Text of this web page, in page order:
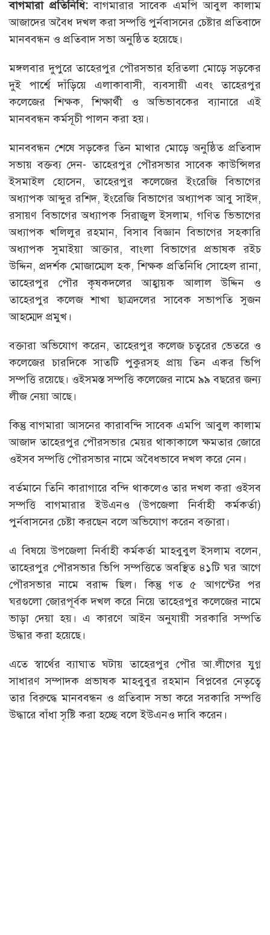
বাগমারা প্রতিনিধি:বাগমারার সাবেক এমপি আবুল কালাম
আজাদের অবৈধ দখল করা সম্পত্তি পুর্নবাসনের চেষ্টার প্রতিবাদে
মানববন্ধন ও প্রতিবাদ সভা অনুষ্ঠিত হয়েছে।
মঙ্গলবার দুপুরে তাহেরপুর পৌরসভার হরিতলা মোড়ে সড়কের
দুই পার্শ্বে দাঁড়িয়ে এলাকাবাসী, ব্যবসায়ী এবং তাহেরপুর
কলেজের শিক্ষক, শিক্ষার্থী ও অভিভাবকের ব্যানারে এই
মানববন্ধন কর্মসূচী পালন করা হয়।
মানববন্ধন শেষে সড়কের তিন মাথার মোড়ে অনুষ্ঠিত প্রতিবাদ
সভায় বক্তব্য দেন- তাহেরপুর পৌরসভার সাবেক কাউন্সিলর
ইসমাইল হোসেন, তাহেরপুর কলেজের ইংরেজি বিভাগের
অধ্যাপক আব্দুর রশিদ, ইংরেজি বিভাগের অধ্যাপক আবু সাইদ,
রসায়ণ বিভাগের অধ্যাপক সিরাজুল ইসলাম, গণিত ভিভাগের
অধ্যাপক খলিলুর রহমান, বিসাব বিজ্ঞান বিভাগের সহকারি
অধ্যাপক সুমাইয়া আক্তার, বাংলা বিভাগের প্রভাষক রইচ
উদ্দিন, প্রদর্শক মোজাম্মেল হক, শিক্ষক প্রতিনিধি সোহেল রানা,
তাহেরপুর পৌর কৃষকদলের আহ্বায়ক আলাল উদ্দিন ও
তাহেরপুর কলেজ শাখা ছাত্রদলের সাবেক সভাপতি সুজন
আহম্মেদ প্রমুখ।
বক্তারা অভিযোগ করেন, তাহেরপুর কলেজ চত্বরের ভেতরে ও
কলেজের চারদিকে সাতটি পুকুরসহ প্রায় তিন একর ভিপি
সম্পত্তি রয়েছে। ওইসমস্ত সম্পত্তি কলেজের নামে ৯৯ বছরের জন্য
লীজ নেয়া আছে।
কিন্তু বাগমারা আসনের কারাবন্দি সাবেক এমপি আবুল কালাম
আজাদ তাহেরপুর পৌরসভার মেয়র থাকাকালে ক্ষমতার জোরে
ওইসব সম্পত্তি পৌরসভার নামে অবৈধভাবে দখল করে নেন।
বর্তমানে তিনি কারাগারে বন্দি থাকলেও তার দখল করা ওইসব
সম্পত্তি বাগমারার ইউএনও (উপজেলা নির্বাহী কর্মকর্তা)
পুর্নবাসনের চেষ্টা করছেন বলে অভিযোগ করেন বক্তারা।
এ বিষয়ে উপজেলা নির্বাহী কর্মকর্তা মাহবুবুল ইসলাম বলেন,
তাহেরপুর পৌরসভার ভিপি সম্পত্তিতে অবস্থিত ৪১টি ঘর আগে
পৌরসভার নামে বরাদ্দ ছিল। কিন্তু গত ৫ আগস্টের পর
ঘরগুলো জোরপূর্বক দখল করে নিয়ে তাহেরপুর কলেজের নামে
ভাড়া দেয়া হয়। এ কারণে আইন অনুযায়ী সরকারি সম্পতি
উদ্ধার করা হয়েছে।
এতে স্বার্থের ব্যাঘাত ঘটায় তাহেরপুর পৌর আ.লীগের যুগ্ন
সাধারণ সম্পাদক প্রভাষক মাহবুবুর রহমান বিপ্লবের নেতৃত্বে
তার বিরুদ্ধে মানববন্ধন ও প্রতিবাদ সভা করে সরকারি সম্পত্তি
উদ্ধারে বাঁধা সৃষ্টি করা হচ্ছে বলে ইউএনও দাবি করেন।